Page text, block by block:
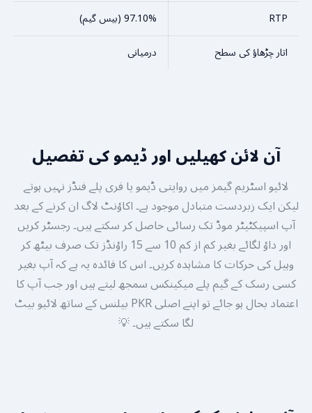
RTP
97.10% (بیس گیم)
اتار چڑھاؤ کی سطح
درمیانی
آن لائن کھیلیں اور ڈیمو کی تفصیل
لائیو اسٹریم گیمز میں روایتی ڈیمو یا فری پلے فنڈز نہیں ہوتے
لیکن ایک زبردست متبادل موجود ہے۔ اکاؤنٹ لاگ ان کرنے کے بعد
آپ اسپیکٹیٹر موڈ تک رسائی حاصل کر سکتے ہیں۔ رجسٹر کریں
اور داؤ لگائے بغیر کم از کم 10 سے 15 راؤنڈز تک صرف بیٹھ کر
وہیل کی حرکات کا مشاہدہ کریں۔ اس کا فائدہ یہ ہے کہ آپ بغیر
کسی رسک کے گیم پلے میکینکس سمجھ لیتے ہیں اور جب آپ کا
اعتماد بحال ہو جائے تو اپنے اصلی PKR بیلنس کے ساتھ لائیو بیٹ
لگا سکتے ہیں۔ 💡